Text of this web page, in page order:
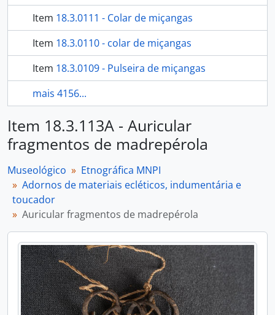
Item 18.3.0111 - Colar de miçangas
Item 18.3.0110 - colar de miçangas
Item 18.3.0109 - Pulseira de miçangas
mais 4156...
Item 18.3.113A - Auricular
fragmentos de madrepérola
Museológico
Etnográfica MNPI
Adornos de materiais ecléticos, indumentária e
toucador
Auricular fragmentos de madrepérola